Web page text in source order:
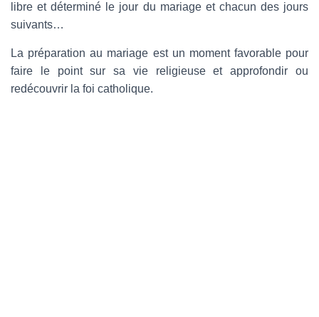
libre et déterminé le jour du mariage et chacun des jours
suivants…
La préparation au mariage est un moment favorable pour
faire le point sur sa vie religieuse et approfondir ou
redécouvrir la foi catholique.